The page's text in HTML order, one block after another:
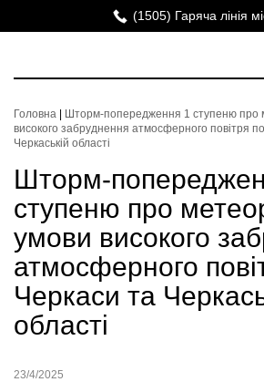
(1505) Гаряча лінія
Головна
Шторм-попередження 1 ступеню про
високого забруднення атмосферного повітря
Черкаській області
Шторм-
ступеню про
умови високого
атмосферного
Черкаси та
області
23/4/2025